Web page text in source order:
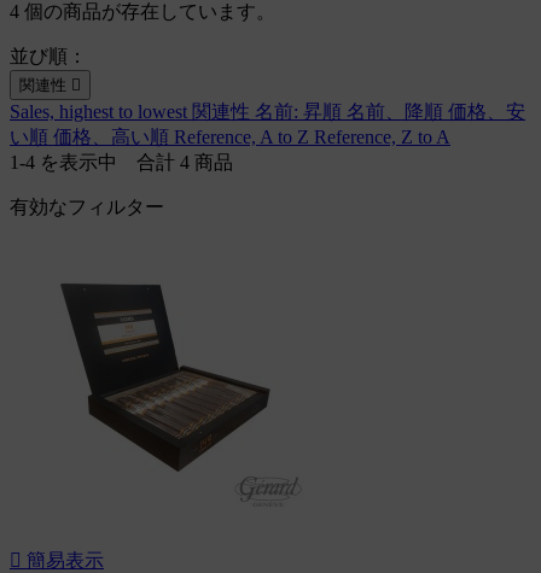
4 個の商品が存在しています。
並び順：
関連性 
Sales, highest to lowest 関連性 名前: 昇順 名前、降順 価格、安
い順 価格、高い順 Reference, A to Z Reference, Z to A
1-4 を表示中 合計 4 商品
有効なフィルター
 簡易表示